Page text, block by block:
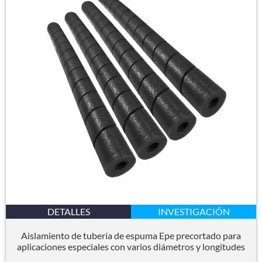
DETALLES INVESTIGACIÓN
Aislamiento de tubería de espuma Epe precortado para
aplicaciones especiales con varios diámetros y longitudes